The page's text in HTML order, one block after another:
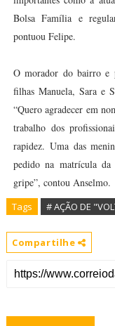
Bolsa Família e
pontuou Felipe.
O morador do bairro e
filhas Manuela, Sara e
“Quero agradecer em
trabalho dos
rapidez. Uma das
pedido na matrícula da
gripe”, contou Anselmo.
Tags # AÇÃO DE
Compartilhe